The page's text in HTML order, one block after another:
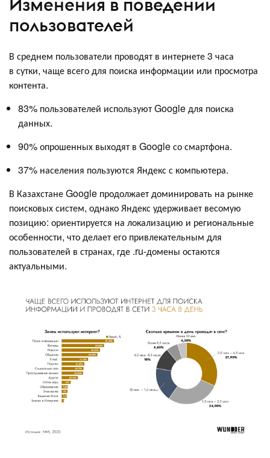
пользователей
В среднем пользователи проводят в интернете 3 часа
в сутки, чаще всего для поиска информации или просмотра
контента.
83% пользователей используют Google для поиска
данных.
90% опрошенных выходят в Google со смартфона.
37% населения пользуются Яндекс с компьютера.
В Казахстане Google продолжает доминировать на рынке
поисковых систем, однако Яндекс удерживает весомую
позицию: ориентируется на локализацию и региональные
особенности, что делает его привлекательным для
пользователей в странах, где .ru-домены остаются
актуальными.